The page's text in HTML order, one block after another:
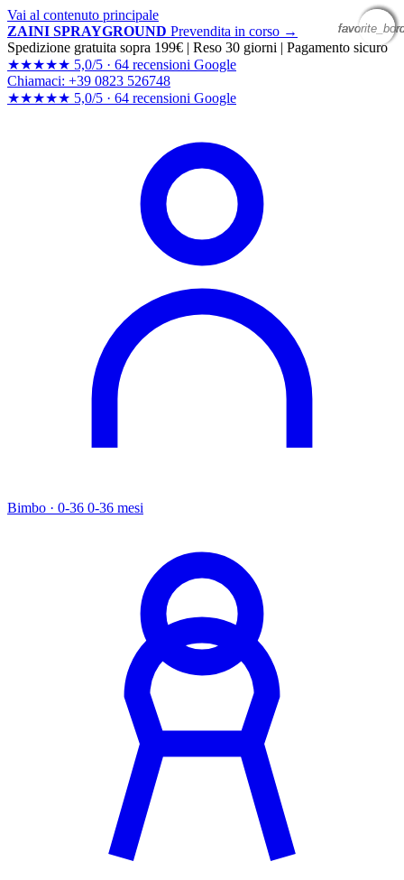
Vai al contenuto principale
ZAINI SPRAYGROUND Prevendita in corso →
Spedizione gratuita sopra 199€ | Reso 30 giorni | Pagamento sicuro
★★★★★ 5,0/5 · 64 recensioni Google
Chiamaci: +39 0823 526748
★★★★★ 5,0/5 · 64 recensioni Google
Bimbo · 0-36 0-36 mesi